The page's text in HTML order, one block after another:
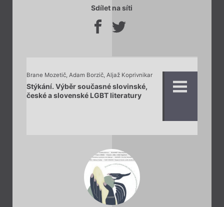
Sdílet na síti
Brane Mozetič, Adam Borzič, Aljaž Koprivnikar
Stýkání. Výběr současné slovinské,
české a slovenské LGBT literatury